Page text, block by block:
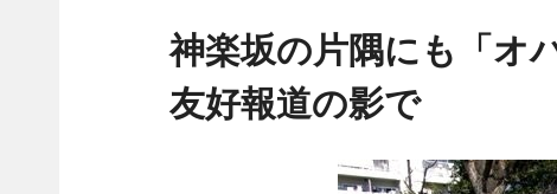
神楽坂の片隅にも「オ
友好報道の影で